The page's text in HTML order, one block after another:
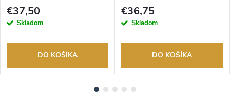
tovaru. Autorizovaný predajca.
€37,50
Skladom
DO KOŠÍKA
tovaru. Autorizovaný predajca.
€36,75
Skladom
DO KOŠÍKA